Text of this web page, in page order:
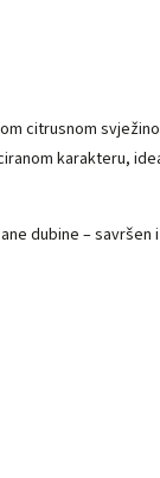
citrusnom
karakteru,
dubine –